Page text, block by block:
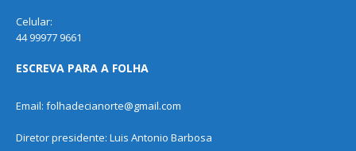
Celular:
44 99977 9661
ESCREVA PARA A FOLHA
Email: folhadecianorte@gmail.com
Diretor presidente: Luis Antonio Barbosa